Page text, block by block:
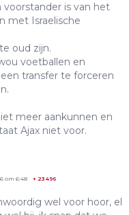
voorstander is van het
met Israelische
oud zijn.
voetballen en
transfer te forceren
meer aankunnen en
Ajax niet voor.
om 6:48 + 23496
wel voor hoor, el